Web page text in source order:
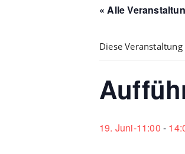
« Alle
Diese
19. Juni-11:00 -